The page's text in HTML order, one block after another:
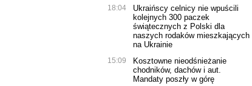
18:04
Ukraińscy celnicy nie wpuścili
kolejnych 300 paczek
świątecznych z Polski dla
naszych rodaków mieszkających
na Ukrainie
15:09
Kosztowne nieodśnieżanie
chodników, dachów i aut.
Mandaty poszły w górę